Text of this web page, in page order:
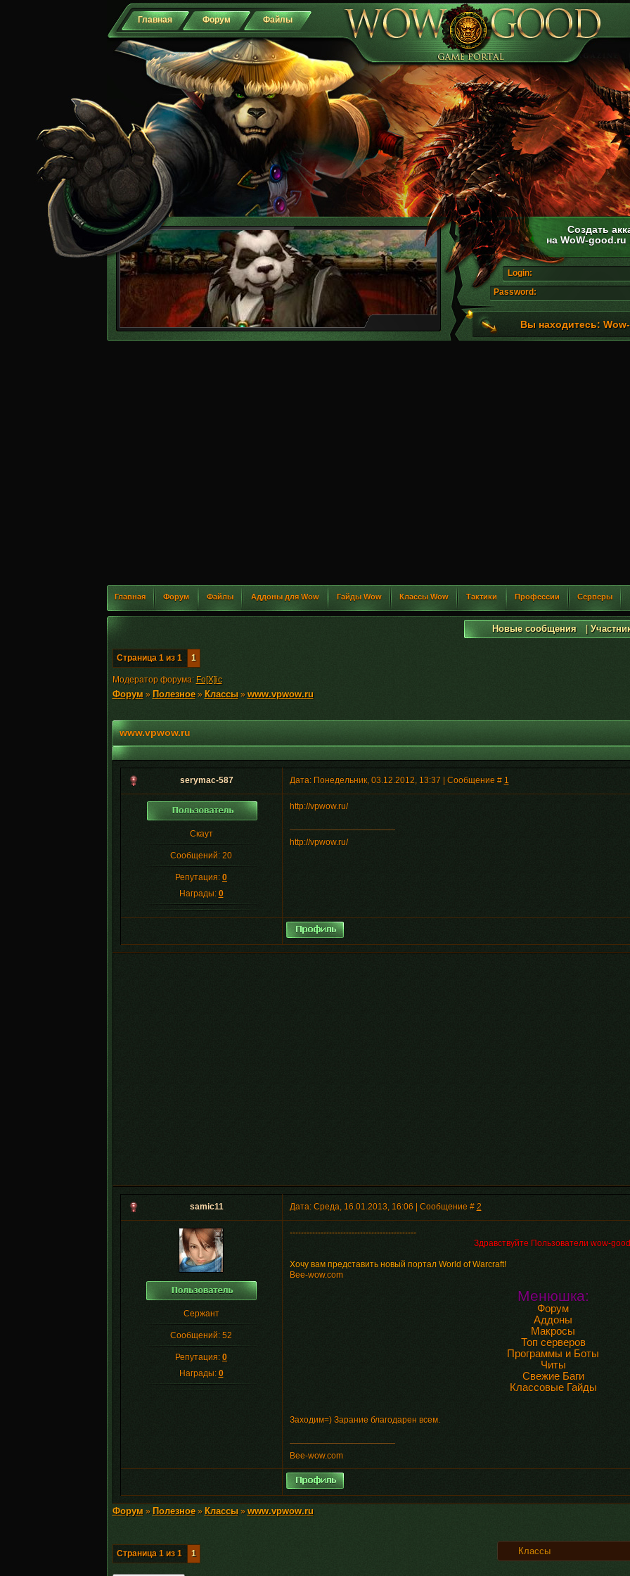
Главная Форум Файлы
Создать
на WoW-good.ru
Login:
Password:
Вы находитесь:
Главная Форум Файлы Аддоны для Wow Гайды Wow Классы Wow Тактики Профессии Серверы
Новые сообщения|
Страница 1из 1 1
Модератор форума: Fo[X]ic
Форум» Полезное» Классы» www.vpwow.ru
www.vpwow.ru
serymac-587 Дата: Понедельник, 03.12.2012, 13:37 | Сообщение # 1
Скаут
Сообщений: 20
Репутация: 0
Награды: 0
http://vpwow.ru/
http://vpwow.ru/
samic11 Дата: Среда, 16.01.2013, 16:06 | Сообщение # 2
Сержант
Сообщений: 52
Репутация: 0
Награды: 0
---------------------------------------------
Здравствуйте Пользователи wow-
Хочу вам представить новый портал World of Warcraft!
Bee-wow.com
Менюшка:
Форум
Аддоны
Макросы
Топ серверов
Программы и Боты
Читы
Свежие Баги
Классовые Гайды
Заходим=) Зарание благодарен всем.
Bee-wow.com
Форум» Полезное» Классы» www.vpwow.ru
Страница 1из 1 1